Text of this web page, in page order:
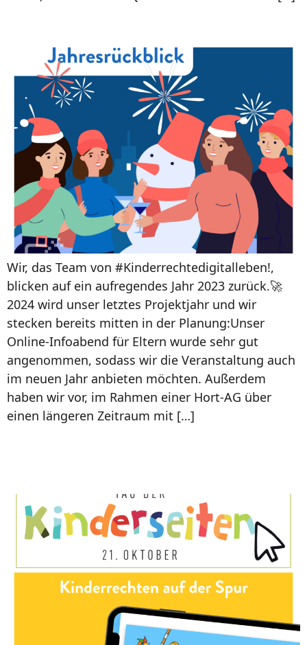
Wir, das Team von #Kinderrechtedigitalleben!,
blicken auf ein aufregendes Jahr 2023 zurück.🚀
2024 wird unser letztes Projektjahr und wir
stecken bereits mitten in der Planung:Unser
Online-Infoabend für Eltern wurde sehr gut
angenommen, sodass wir die Veranstaltung auch
im neuen Jahr anbieten möchten. Außerdem
haben wir vor, im Rahmen einer Hort-AG über
einen längeren Zeitraum mit […]